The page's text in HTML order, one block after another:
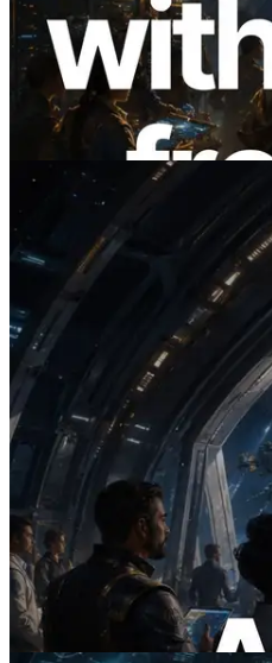
Solana con medición
regiones globales —
Validators
Leer este artículo
2026.07.04
ERPC lanza Solana
x402 — La era en la
pagan bajo
necesitan
Leer este artículo